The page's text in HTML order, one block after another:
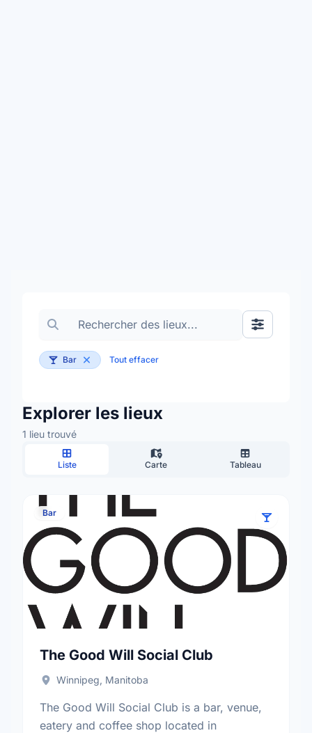
Basculer
Bar Tout effacer
Explorer les lieux
1 lieu trouvé
Liste Carte Tableau
Bar
The Good Will Social Club
Winnipeg, Manitoba
The Good Will Social Club is a bar, venue,
eatery and coffee shop located in